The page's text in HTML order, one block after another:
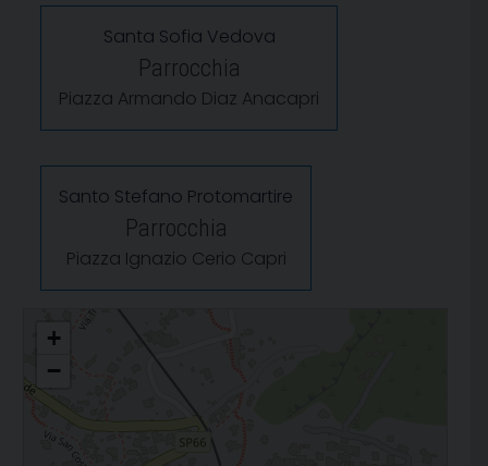
Santa Sofia Vedova
Parrocchia
Piazza Armando Diaz Anacapri
Santo Stefano Protomartire
Parrocchia
Piazza Ignazio Cerio Capri
Unità Pastorale 01 - Anacapri, Capri
+
−